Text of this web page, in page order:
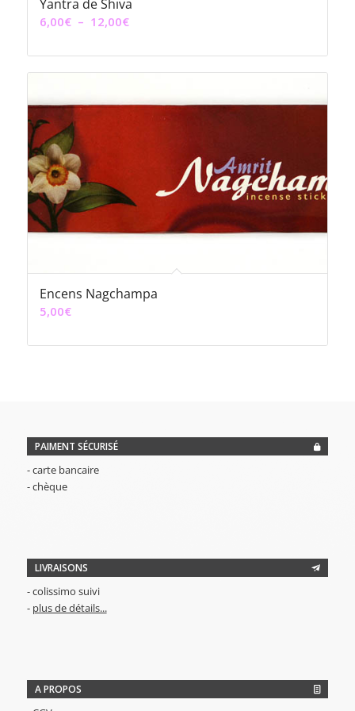
Yantra de Shiva
6,00€ – 12,00€Plage
prix :
6,00€
12,00€
Encens Nagchampa
5,00€
PAIMENT SÉCURISÉ
- carte bancaire
- chèque
LIVRAISONS
- colissimo suivi
- plus de détails...
A PROPOS